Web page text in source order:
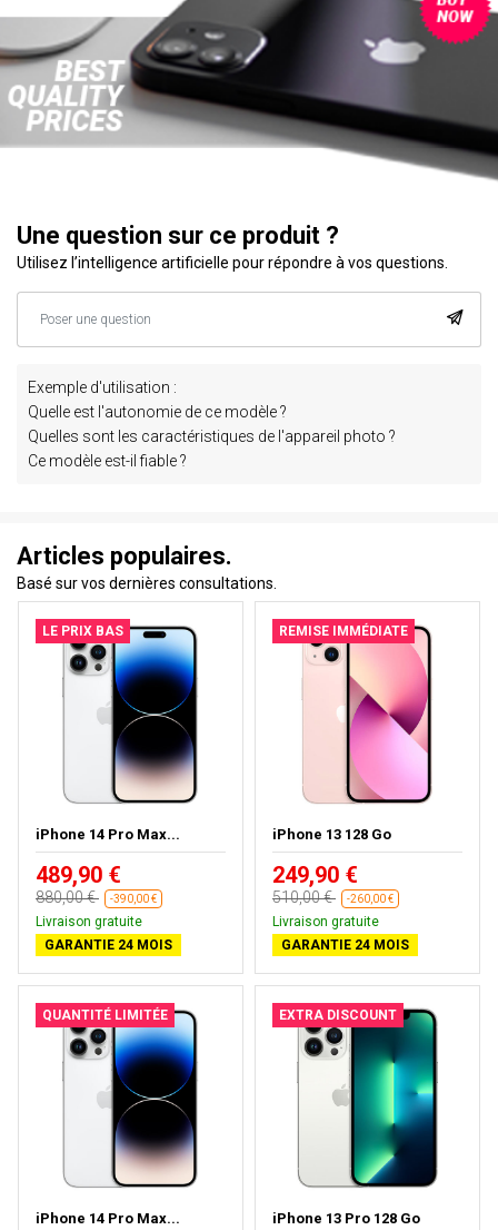
Une question sur ce produit ?
Utilisez l’intelligence artificielle pour répondre à vos questions.
Exemple d'utilisation :
Quelle est l'autonomie de ce modèle ?
Quelles sont les caractéristiques de l'appareil photo ?
Ce modèle est-il fiable ?
Articles populaires.
Basé sur vos dernières consultations.
LE PRIX BAS
iPhone 14 Pro Max...
489,90 €
880,00 € -390,00 €
Livraison gratuite
GARANTIE 24 MOIS
REMISE IMMÉDIATE
iPhone 13 128 Go
249,90 €
510,00 € -260,00 €
Livraison gratuite
GARANTIE 24 MOIS
QUANTITÉ LIMITÉE
iPhone 14 Pro Max...
EXTRA DISCOUNT
iPhone 13 Pro 128 Go